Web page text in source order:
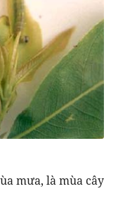
mưa, là mùa cây